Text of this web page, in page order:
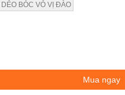
DẺO BÓC VỎ VỊ ĐÀO